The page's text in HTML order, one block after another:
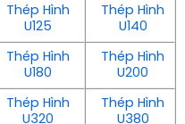
Thép Hình
U125
Thép Hình
U140
Thép Hình
U180
Thép Hình
U200
Thép Hình
U320
Thép Hình
U380